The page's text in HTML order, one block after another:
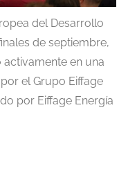
del Desarrollo
de septiembre,
en una
el Grupo Eiffage
por Eiffage Energía